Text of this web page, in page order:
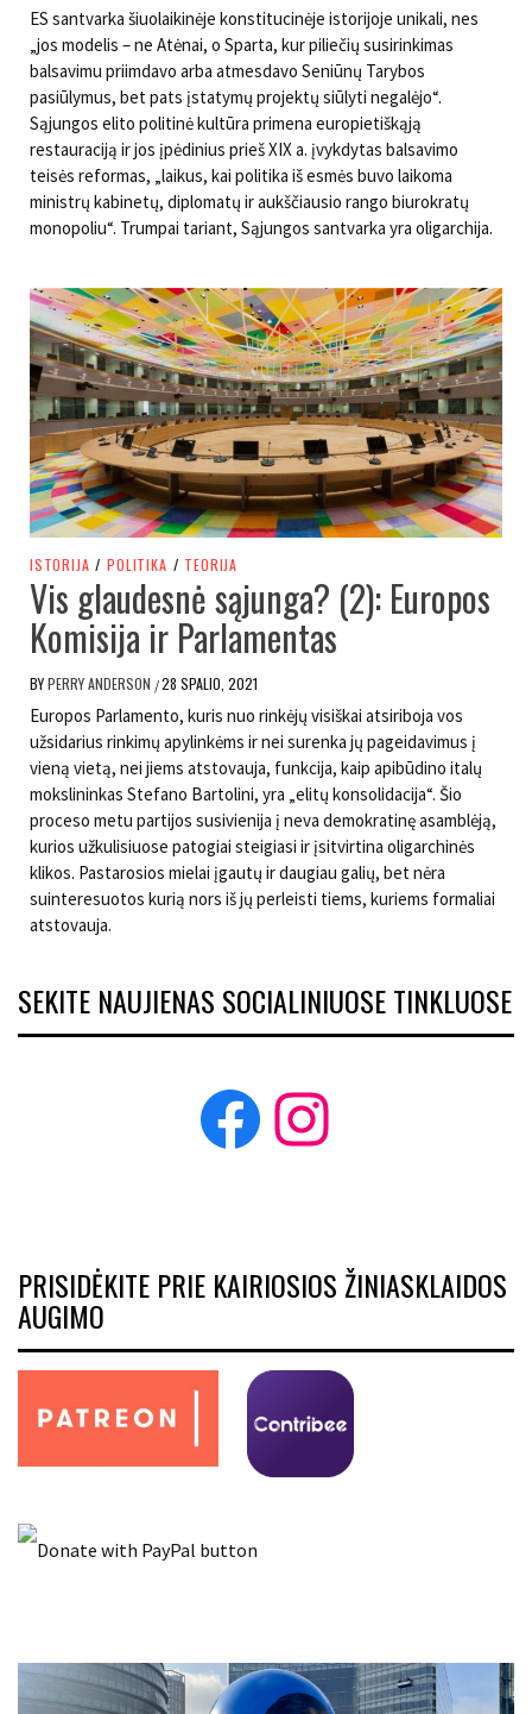
ES santvarka šiuolaikinėje konstitucinėje istorijoje unikali, nes
„jos modelis – ne Atėnai, o Sparta, kur piliečių susirinkimas
balsavimu priimdavo arba atmesdavo Seniūnų Tarybos
pasiūlymus, bet pats įstatymų projektų siūlyti negalėjo“.
Sąjungos elito politinė kultūra primena europietiškąją
restauraciją ir jos įpėdinius prieš XIX a. įvykdytas balsavimo
teisės reformas, „laikus, kai politika iš esmės buvo laikoma
ministrų kabinetų, diplomatų ir aukščiausio rango biurokratų
monopoliu“. Trumpai tariant, Sąjungos santvarka yra oligarchija.
ISTORIJA / POLITIKA / TEORIJA
Vis glaudesnė sąjunga? (2): Europos
Komisija ir Parlamentas
BYPERRY ANDERSON /28 SPALIO, 2021
Europos Parlamento, kuris nuo rinkėjų visiškai atsiriboja vos
užsidarius rinkimų apylinkėms ir nei surenka jų pageidavimus į
vieną vietą, nei jiems atstovauja, funkcija, kaip apibūdino italų
mokslininkas Stefano Bartolini, yra „elitų konsolidacija“. Šio
proceso metu partijos susivienija į neva demokratinę asamblėją,
kurios užkulisiuose patogiai steigiasi ir įsitvirtina oligarchinės
klikos. Pastarosios mielai įgautų ir daugiau galių, bet nėra
suinteresuotos kurią nors iš jų perleisti tiems, kuriems formaliai
atstovauja.
SEKITE NAUJIENAS SOCIALINIUOSE TINKLUOSE
Facebook
Instagram
PRISIDĖKITE PRIE KAIRIOSIOS ŽINIASKLAIDOS
AUGIMO